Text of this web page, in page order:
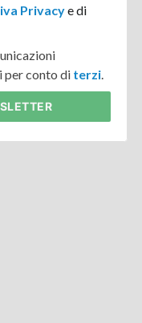
Privacye di
per conto di terzi.